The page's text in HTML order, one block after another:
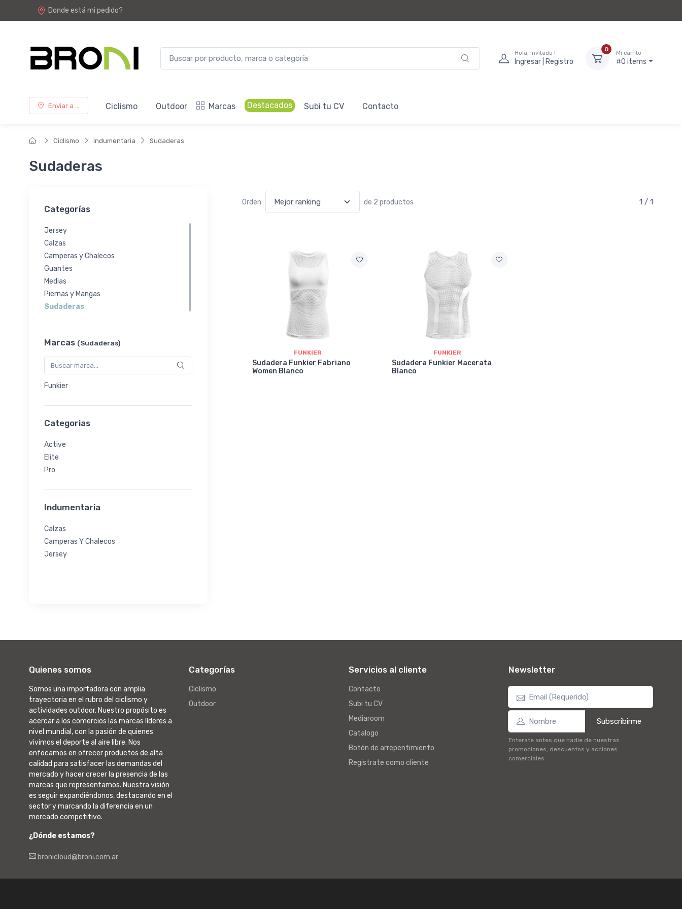
Donde está mi pedido?
Hola, invitado !
Ingresar | Registro
0
Mi carrito
#0 items
Enviar a ... Ciclismo Outdoor Marcas Destacados Subi tu CV Contacto
Ciclismo Indumentaria Sudaderas
Sudaderas
Categorías
Jersey
Calzas
Camperas y Chalecos
Guantes
Medias
Piernas y Mangas
Sudaderas
Marcas (Sudaderas)
Funkier
Categorias
Active
Elite
Pro
Indumentaria
Calzas
Camperas Y Chalecos
Jersey
Orden de 2 productos 1 / 1
FUNKIER
Sudadera Funkier Fabriano
Women Blanco
FUNKIER
Sudadera Funkier Macerata
Blanco
Quienes somos
Somos una importadora con amplia
trayectoria en el rubro del ciclismo y
actividades outdoor. Nuestro propósito es
acercar a los comercios las marcas líderes a
nivel mundial, con la pasión de quienes
vivimos el deporte al aire libre. Nos
enfocamos en ofrecer productos de alta
calidad para satisfacer las demandas del
mercado y hacer crecer la presencia de las
marcas que representamos. Nuestra visión
es seguir expandiéndonos, destacando en el
sector y marcando la diferencia en un
mercado competitivo.
¿Dónde estamos?
bronicloud@broni.com.ar
Categorías
Ciclismo
Outdoor
Servicios al cliente
Contacto
Subi tu CV
Mediaroom
Catalogo
Botón de arrepentimiento
Registrate como cliente
Newsletter
Subscribirme
Enterate antes que nadie de nuestras
promociones, descuentos y acciones
comerciales.